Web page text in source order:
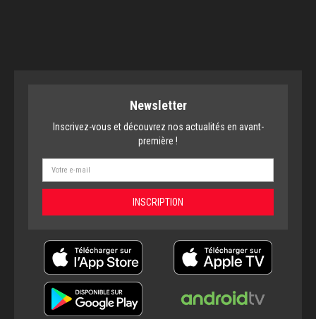
Newsletter
Inscrivez-vous et découvrez nos actualités en avant-
première !